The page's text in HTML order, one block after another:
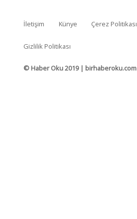
İletişim Künye Çerez Politikası
Gizlilik Politikası
© Haber Oku 2019 | birhaberoku.com